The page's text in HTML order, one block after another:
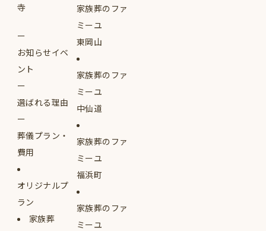
寺
お知らせイベ
ント
選ばれる理由
葬儀プラン・
費用
オリジナルプ
ラン
家族葬
家族葬のファ
ミーユ
東岡山
家族葬のファ
ミーユ
中仙道
家族葬のファ
ミーユ
福浜町
家族葬のファ
ミーユ